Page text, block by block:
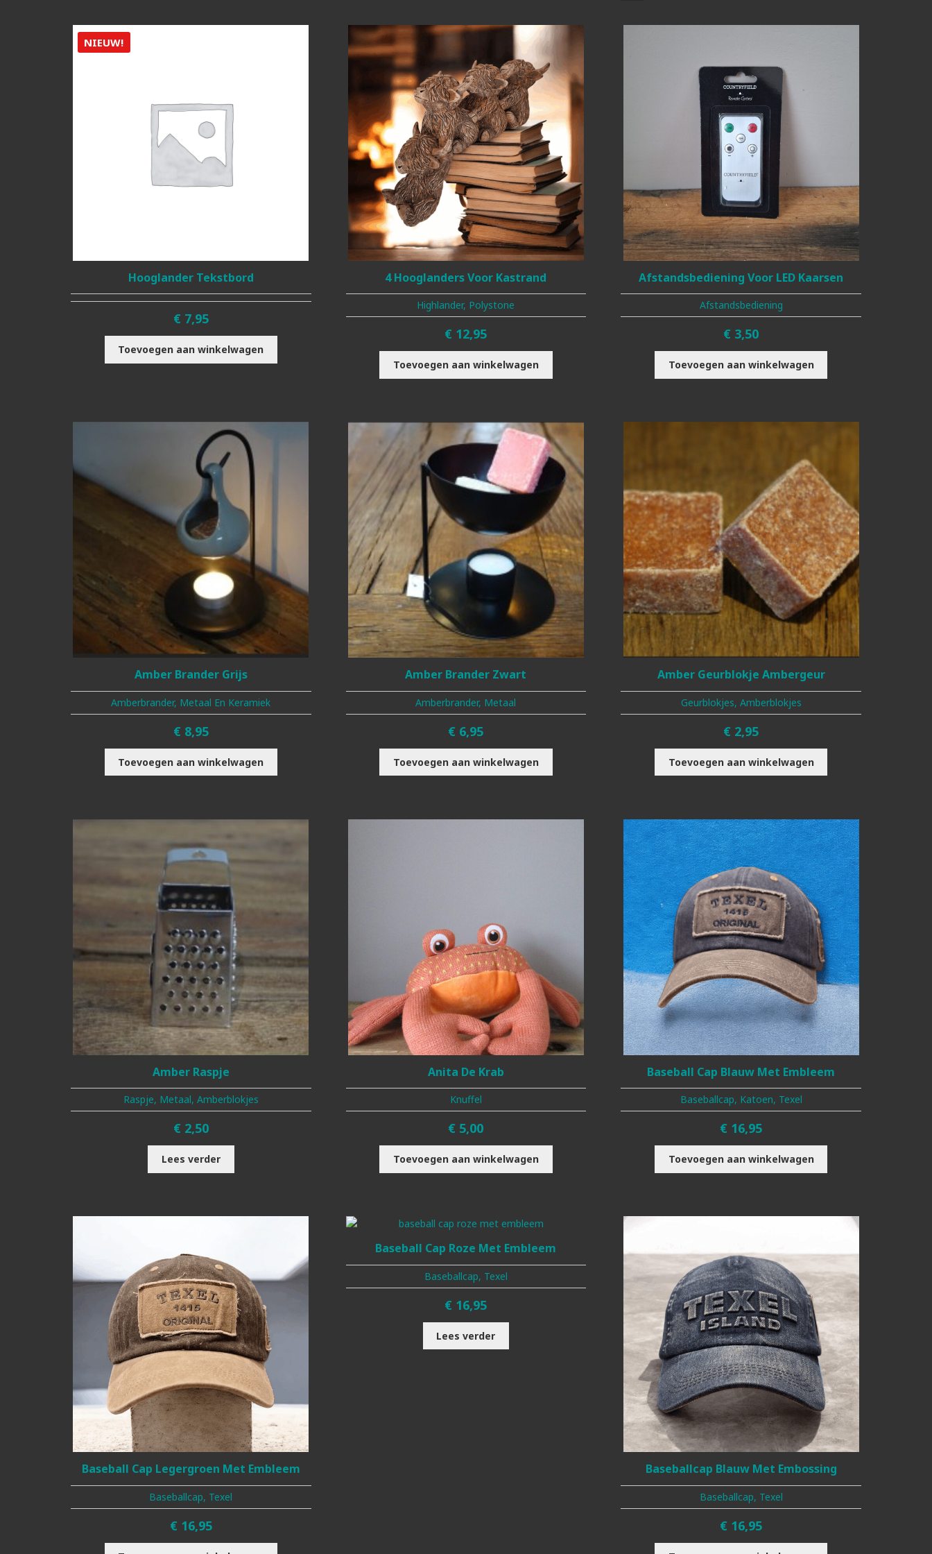
NIEUW!
Hooglander Tekstbord
€ 7,95
Toevoegen aan winkelwagen
4 Hooglanders Voor Kastrand
Highlander, Polystone
€ 12,95
Toevoegen aan winkelwagen
Afstandsbediening Voor LED Kaarsen
Afstandsbediening
€ 3,50
Toevoegen aan winkelwagen
Amber Brander Grijs
Amberbrander, Metaal En Keramiek
€ 8,95
Toevoegen aan winkelwagen
Amber Brander Zwart
Amberbrander, Metaal
€ 6,95
Toevoegen aan winkelwagen
Amber Geurblokje Ambergeur
Geurblokjes, Amberblokjes
€ 2,95
Toevoegen aan winkelwagen
Amber Raspje
Raspje, Metaal, Amberblokjes
€ 2,50
Lees verder
Anita De Krab
Knuffel
€ 5,00
Toevoegen aan winkelwagen
Baseball Cap Blauw Met Embleem
Baseballcap, Katoen, Texel
€ 16,95
Toevoegen aan winkelwagen
Baseball Cap Legergroen Met Embleem
Baseballcap, Texel
€ 16,95
Baseball Cap Roze Met Embleem
Baseballcap, Texel
€ 16,95
Lees verder
Baseballcap Blauw Met Embossing
Baseballcap, Texel
€ 16,95